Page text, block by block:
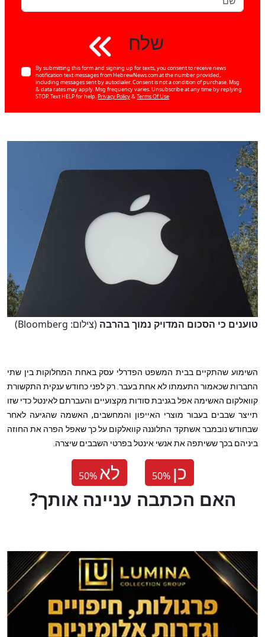
שלח
By submitting this form and signing up for texts, you consent to receive news
notification text messages from HebrewNews.com at the number provided,
including messages sent by autodialer. Consent is not a condition of purchase. Msg
& data rates may apply. Msg frequency varies. Unsubscribe at any time by replying
STOP. Text HELP for help. Privacy Policy& Terms Of Use
טוענים כי הסכום המדויק נמוך בהרבה (צילום: Bloomberg)
השימוע שהתקיים בבית המשפט הפדרלי עסק באחת המחלוקות בין שתי
החברות שכאמור התעמתו לא אחת בעבר. רק לפני כחודש ענקית התקשורת
קוואלקום האשימה אפל בגניבת סודות מקצועיים והעברתם לאינטל כדי שזו
תייצר שבבים בעבור מוצרי האייפון והמחשבים, האשמה שהגיעה לאחר
שבחודש נובמבר אשתקד התלוננה קוואלקום על כך שאפל הפרה את החוזה
ביניהם בכך ששיתפה את אנשי אינטל בפרטי השבבים שיצרה.
50% לא 50% כן
?האם הכתבה עניינה אותך